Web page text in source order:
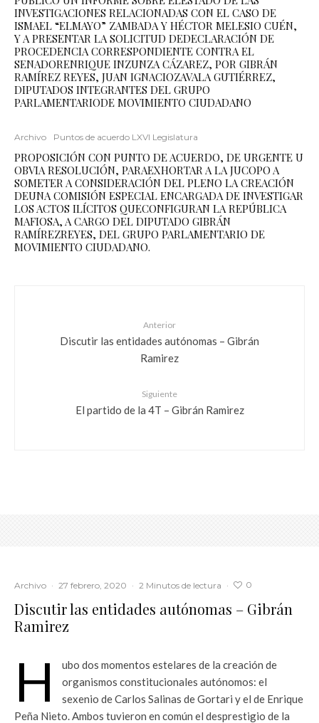
INVESTIGACIONES RELACIONADAS CON EL CASO DE
ISMAEL “ELMAYO” ZAMBADA Y HÉCTOR MELESIO CUÉN,
Y A PRESENTAR LA SOLICITUD DEDECLARACIÓN DE
PROCEDENCIA CORRESPONDIENTE CONTRA EL
SENADORENRIQUE INZUNZA CÁZAREZ, POR GIBRÁN
RAMÍREZ REYES, JUAN IGNACIOZAVALA GUTIÉRREZ,
DIPUTADOS INTEGRANTES DEL GRUPO
PARLAMENTARIODE MOVIMIENTO CIUDADANO
Archivo Puntos de acuerdo LXVI Legislatura
PROPOSICIÓN CON PUNTO DE ACUERDO, DE URGENTE U
OBVIA RESOLUCIÓN, PARAEXHORTAR A LA JUCOPO A
SOMETER A CONSIDERACIÓN DEL PLENO LA CREACIÓN
DEUNA COMISIÓN ESPECIAL ENCARGADA DE INVESTIGAR
LOS ACTOS ILÍCITOS QUECONFIGURAN LA REPÚBLICA
MAFIOSA, A CARGO DEL DIPUTADO GIBRÁN
RAMÍREZREYES, DEL GRUPO PARLAMENTARIO DE
MOVIMIENTO CIUDADANO.
Anterior
Discutir las entidades autónomas – Gibrán
Ramirez
Siguiente
El partido de la 4T – Gibrán Ramirez
Archivo · 27 febrero, 2020 · 2 Minutos de lectura · 0
Discutir las entidades autónomas – Gibrán
Ramirez
H
ubo dos momentos estelares de la creación de
organismos constitucionales autónomos: el
sexenio de Carlos Salinas de Gortari y el de Enrique
Peña Nieto. Ambos tuvieron en común el desprestigio de la